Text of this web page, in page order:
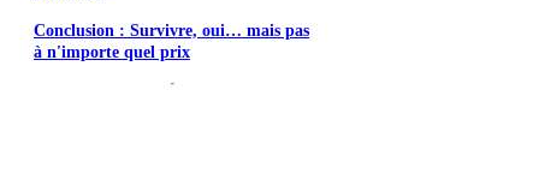
Conclusion : Survivre, oui… mais pas
à n'importe quel prix